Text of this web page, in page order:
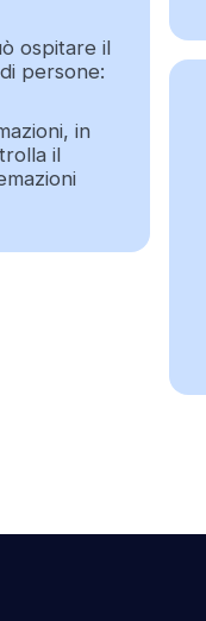
ospitare il
persone:
in
il